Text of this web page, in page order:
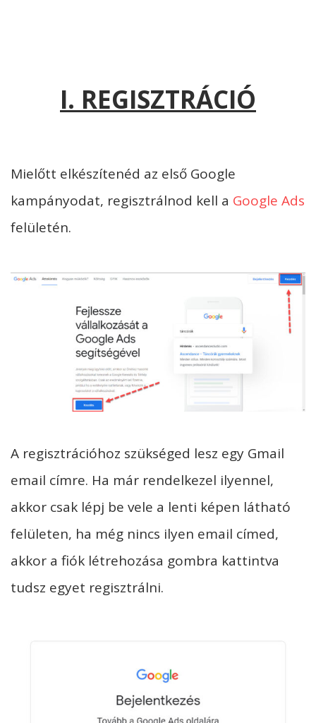
I. REGISZTRÁCIÓ
Mielőtt elkészítenéd az első Google
kampányodat, regisztrálnod kell a Google Ads
felületén.
A regisztrációhoz szükséged lesz egy Gmail
email címre. Ha már rendelkezel ilyennel,
akkor csak lépj be vele a lenti képen látható
felületen, ha még nincs ilyen email címed,
akkor a fiók létrehozása gombra kattintva
tudsz egyet regisztrálni.